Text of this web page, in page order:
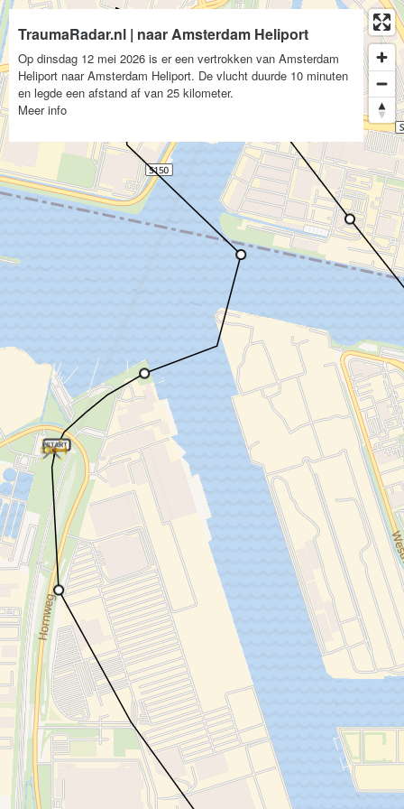
TraumaRadar.nl | naar Amsterdam Heliport
Op dinsdag 12 mei 2026 is er een vertrokken van Amsterdam
Heliport naar Amsterdam Heliport. De vlucht duurde 10 minuten
en legde een afstand af van 25 kilometer.
Meer info